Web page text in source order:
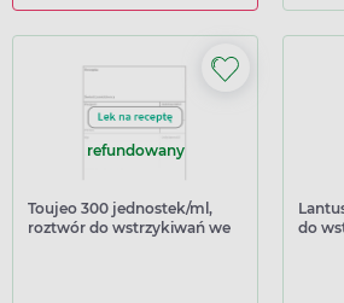
refundowany
Toujeo 300 jednostek/ml,
roztwór do wstrzykiwań we
do